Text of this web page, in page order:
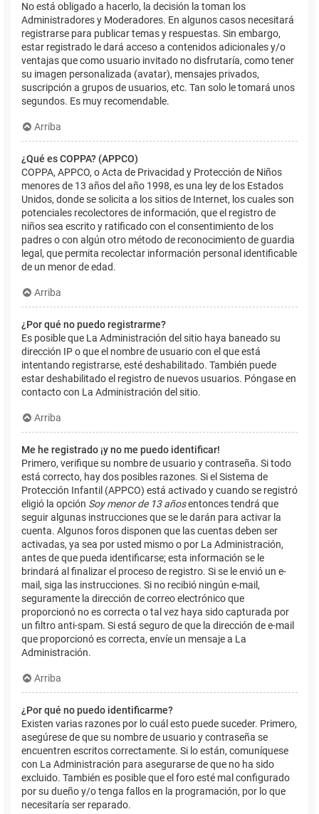
No está obligado a hacerlo, la decisión la toman los
Administradores y Moderadores. En algunos casos necesitará
registrarse para publicar temas y respuestas. Sin embargo,
estar registrado le dará acceso a contenidos adicionales y/o
ventajas que como usuario invitado no disfrutaría, como tener
su imagen personalizada (avatar), mensajes privados,
suscripción a grupos de usuarios, etc. Tan solo le tomará unos
segundos. Es muy recomendable.
Arriba
¿Qué es COPPA? (APPCO)
COPPA, APPCO, o Acta de Privacidad y Protección de Niños
menores de 13 años del año 1998, es una ley de los Estados
Unidos, donde se solicita a los sitios de Internet, los cuales son
potenciales recolectores de información, que el registro de
niños sea escrito y ratificado con el consentimiento de los
padres o con algún otro método de reconocimiento de guardia
legal, que permita recolectar información personal identificable
de un menor de edad.
Arriba
¿Por qué no puedo registrarme?
Es posible que La Administración del sitio haya baneado su
dirección IP o que el nombre de usuario con el que está
intentando registrarse, esté deshabilitado. También puede
estar deshabilitado el registro de nuevos usuarios. Póngase en
contacto con La Administración del sitio.
Arriba
Me he registrado ¡y no me puedo identificar!
Primero, verifique su nombre de usuario y contraseña. Si todo
está correcto, hay dos posibles razones. Si el Sistema de
Protección Infantil (APPCO) está activado y cuando se registró
eligió la opción Soy menor de 13 añosentonces tendrá que
seguir algunas instrucciones que se le darán para activar la
cuenta. Algunos foros disponen que las cuentas deben ser
activadas, ya sea por usted mismo o por La Administración,
antes de que pueda identificarse; esta información se le
brindará al finalizar el proceso de registro. Si se le envió un e-
mail, siga las instrucciones. Si no recibió ningún e-mail,
seguramente la dirección de correo electrónico que
proporcionó no es correcta o tal vez haya sido capturada por
un filtro anti-spam. Si está seguro de que la dirección de e-mail
que proporcionó es correcta, envíe un mensaje a La
Administración.
Arriba
¿Por qué no puedo identificarme?
Existen varias razones por lo cuál esto puede suceder. Primero,
asegúrese de que su nombre de usuario y contraseña se
encuentren escritos correctamente. Si lo están, comuníquese
con La Administración para asegurarse de que no ha sido
excluido. También es posible que el foro esté mal configurado
por su dueño y/o tenga fallos en la programación, por lo que
necesitaría ser reparado.